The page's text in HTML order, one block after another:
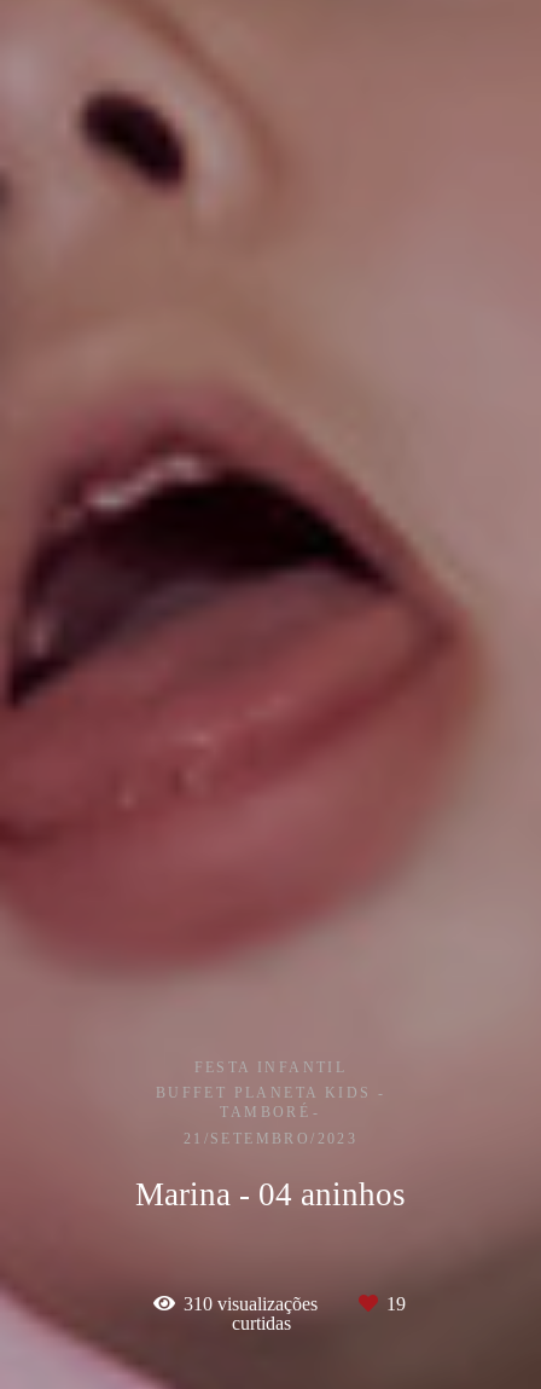
FESTA INFANTIL
BUFFET PLANETA KIDS -
TAMBORÉ
21/SETEMBRO/2023
Marina - 04 aninhos
310 visualizações
19
curtidas